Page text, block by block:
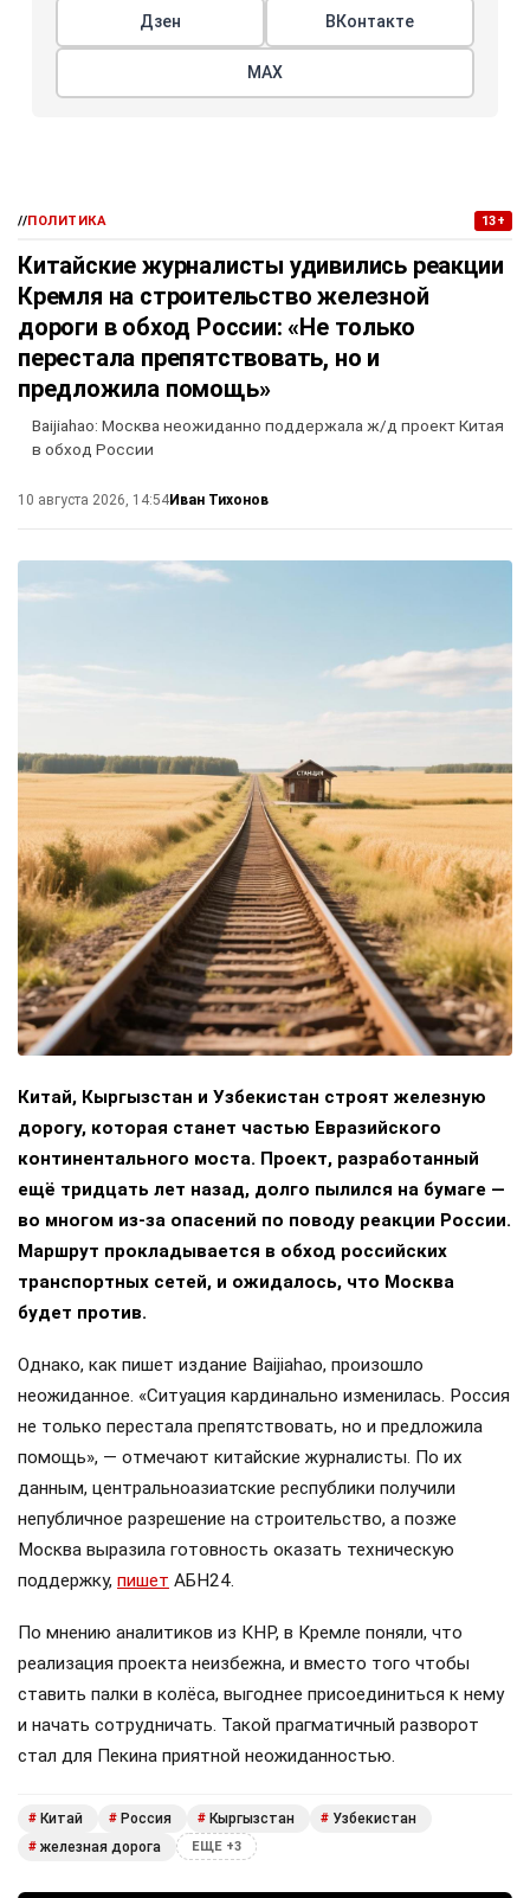
Дзен ВКонтакте
МАХ
//ПОЛИТИКА 13+
Китайские журналисты удивились реакции
Кремля на строительство железной
дороги в обход России: «Не только
перестала препятствовать, но и
предложила помощь»
Baijiahao: Москва неожиданно поддержала ж/д проект Китая
в обход России
10 августа 2026, 14:54Иван Тихонов
Китай, Кыргызстан и Узбекистан строят железную
дорогу, которая станет частью Евразийского
континентального моста. Проект, разработанный
ещё тридцать лет назад, долго пылился на бумаге —
во многом из-за опасений по поводу реакции России.
Маршрут прокладывается в обход российских
транспортных сетей, и ожидалось, что Москва
будет против.
Однако, как пишет издание Baijiahao, произошло
неожиданное. «Ситуация кардинально изменилась. Россия
не только перестала препятствовать, но и предложила
помощь», — отмечают китайские журналисты. По их
данным, центральноазиатские республики получили
непубличное разрешение на строительство, а позже
Москва выразила готовность оказать техническую
поддержку, пишет АБН24.
По мнению аналитиков из КНР, в Кремле поняли, что
реализация проекта неизбежна, и вместо того чтобы
ставить палки в колёса, выгоднее присоединиться к нему
и начать сотрудничать. Такой прагматичный разворот
стал для Пекина приятной неожиданностью.
# Китай # Россия # Кыргызстан # Узбекистан
# железная дорога ЕЩЕ +3